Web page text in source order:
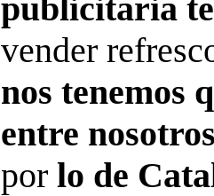
publicitaria
vender
nos tenemos
entre
por lo de